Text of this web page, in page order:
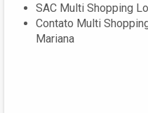
SAC Multi Shopping
Contato Multi
Mariana